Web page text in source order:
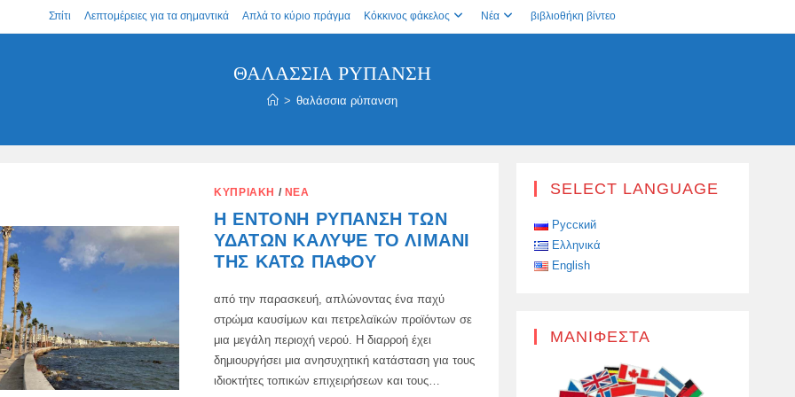
Σπίτι Λεπτομέρειες για τα σημαντικά Απλά το κύριο πράγμα Κόκκινος φάκελος Νέα βιβλιοθήκη βίντεο
ΘΑΛΆΣΣΙΑ ΡΎΠΑΝΣΗ
> θαλάσσια ρύπανση
ΚΥΠΡΙΑΚΉ / ΝΈΑ
Η ΈΝΤΟΝΗ ΡΎΠΑΝΣΗ ΤΩΝ
ΥΔΆΤΩΝ ΚΆΛΥΨΕ ΤΟ ΛΙΜΆΝΙ
ΤΗΣ ΚΆΤΩ ΠΆΦΟΥ
από την παρασκευή, απλώνοντας ένα παχύ
στρώμα καυσίμων και πετρελαϊκών προϊόντων σε
μια μεγάλη περιοχή νερού. Η διαρροή έχει
δημιουργήσει μια ανησυχητική κατάσταση για τους
ιδιοκτήτες τοπικών επιχειρήσεων και τους…
SELECT LANGUAGE
Русский
Ελληνικά
English
ΜΑΝΙΦΈΣΤΑ